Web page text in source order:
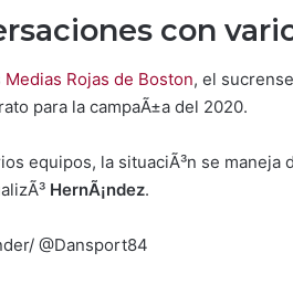
con
Medias Rojas de Boston, el
para la campaÃ±a del 2020.
equipos, la situaciÃ³n se
HernÃ¡ndez.
@Dansport84